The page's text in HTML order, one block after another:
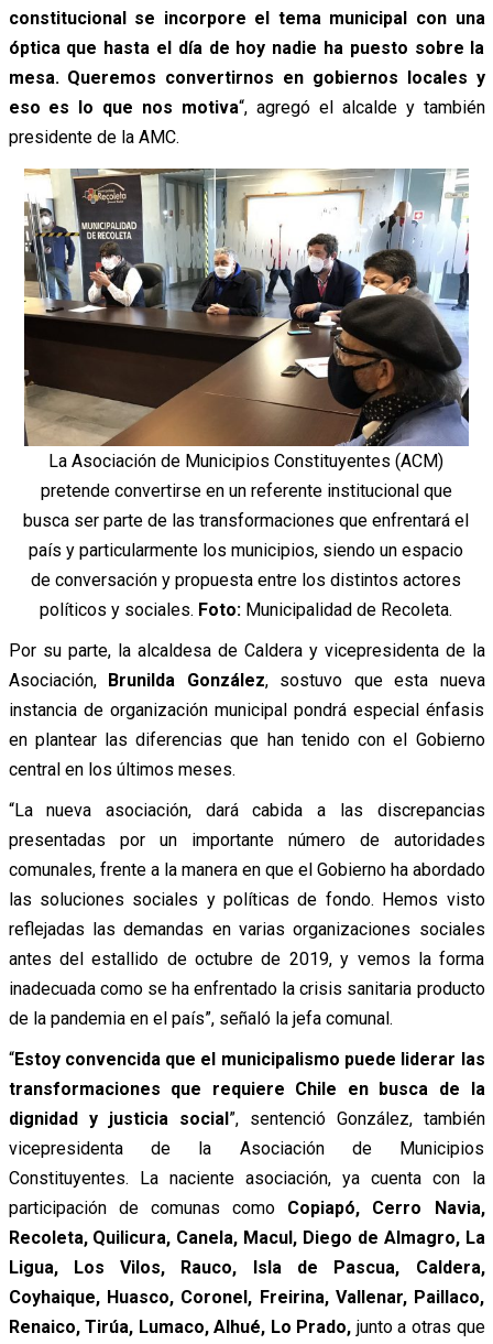
constitucional se incorpore el tema municipal con una
óptica que hasta el día de hoy nadie ha puesto sobre la
mesa. Queremos convertirnos en gobiernos locales y
eso es lo que nos motiva“, agregó el alcalde y también
presidente de la AMC.
La Asociación de Municipios Constituyentes (ACM)
pretende convertirse en un referente institucional que
busca ser parte de las transformaciones que enfrentará el
país y particularmente los municipios, siendo un espacio
de conversación y propuesta entre los distintos actores
políticos y sociales. Foto: Municipalidad de Recoleta.
Por su parte, la alcaldesa de Caldera y vicepresidenta de la
Asociación, Brunilda González, sostuvo que esta nueva
instancia de organización municipal pondrá especial énfasis
en plantear las diferencias que han tenido con el Gobierno
central en los últimos meses.
“La nueva asociación, dará cabida a las discrepancias
presentadas por un importante número de autoridades
comunales, frente a la manera en que el Gobierno ha abordado
las soluciones sociales y políticas de fondo. Hemos visto
reflejadas las demandas en varias organizaciones sociales
antes del estallido de octubre de 2019, y vemos la forma
inadecuada como se ha enfrentado la crisis sanitaria producto
de la pandemia en el país”, señaló la jefa comunal.
“Estoy convencida que el municipalismo puede liderar las
transformaciones que requiere Chile en busca de la
dignidad y justicia social”, sentenció González, también
vicepresidenta de la Asociación de Municipios
Constituyentes. La naciente asociación, ya cuenta con la
participación de comunas como Copiapó, Cerro Navia,
Recoleta, Quilicura, Canela, Macul, Diego de Almagro, La
Ligua, Los Vilos, Rauco, Isla de Pascua, Caldera,
Coyhaique, Huasco, Coronel, Freirina, Vallenar, Paillaco,
Renaico, Tirúa, Lumaco, Alhué, Lo Prado, junto a otras que